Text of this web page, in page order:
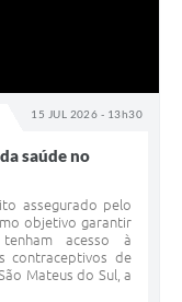
15 JUL 2026 - 13h30
saúde no
assegurado pelo
objetivo garantir
acesso à
contraceptivos de
Mateus do Sul, a